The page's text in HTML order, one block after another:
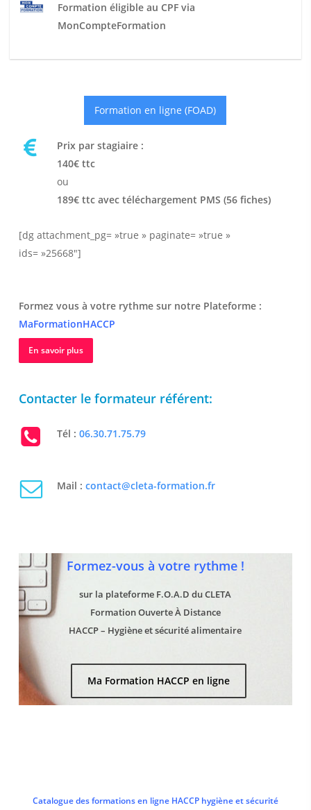
Formation éligible au CPF via
MonCompteFormation
Formation en ligne (FOAD)
Prix par stagiaire :
140€ ttc
ou
189€ ttc avec téléchargement PMS (56 fiches)
[dg attachment_pg= »true » paginate= »true »
ids= »25668″]
Formez vous à votre rythme sur notre Plateforme :
MaFormationHACCP
En savoir plus
Contacter le formateur référent:
Tél :06.30.71.75.79
Mail :contact@cleta-formation.fr
Formez-vous à votre rythme !
sur la plateforme F.O.A.D du CLETA
Formation Ouverte À Distance
HACCP – Hygiène et sécurité alimentaire
Ma Formation HACCP en ligne
Catalogue des formations en ligne HACCP hygiène et sécurité